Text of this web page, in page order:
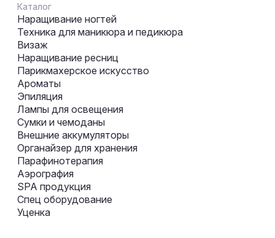
Каталог
Наращивание ногтей
Техника для маникюра и педикюра
Визаж
Наращивание ресниц
Парикмахерское искусство
Ароматы
Эпиляция
Лампы для освещения
Сумки и чемоданы
Внешние аккумуляторы
Органайзер для хранения
Парафинотерапия
Аэрография
SPA продукция
Спец оборудование
Уценка